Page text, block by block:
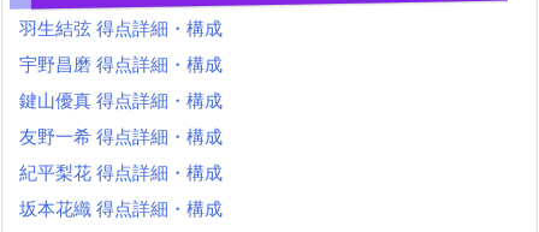
羽生結弦 得点詳細・構成
宇野昌磨 得点詳細・構成
鍵山優真 得点詳細・構成
友野一希 得点詳細・構成
紀平梨花 得点詳細・構成
坂本花織 得点詳細・構成